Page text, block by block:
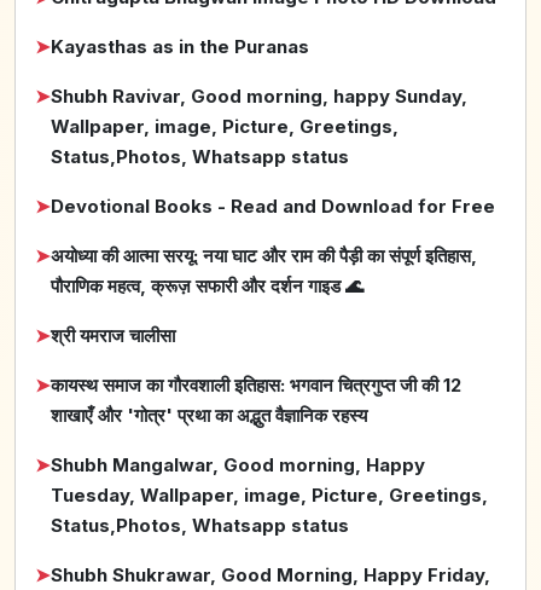
➤Kayasthas as in the Puranas
➤Shubh Ravivar, Good morning, happy Sunday,
Wallpaper, image, Picture, Greetings,
Status,Photos, Whatsapp status
➤Devotional Books - Read and Download for Free
➤अयोध्या की आत्मा सरयू: नया घाट और राम की पैड़ी का संपूर्ण इतिहास,
पौराणिक महत्व, क्रूज़ सफारी और दर्शन गाइड 🌊
➤श्री यमराज चालीसा
➤कायस्थ समाज का गौरवशाली इतिहास: भगवान चित्रगुप्त जी की 12
शाखाएँ और 'गोत्र' प्रथा का अद्भुत वैज्ञानिक रहस्य
➤Shubh Mangalwar, Good morning, Happy
Tuesday, Wallpaper, image, Picture, Greetings,
Status,Photos, Whatsapp status
➤Shubh Shukrawar, Good Morning, Happy Friday,